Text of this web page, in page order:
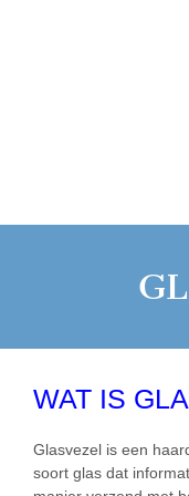
WAT IS
Glasvezel is een
soort glas dat